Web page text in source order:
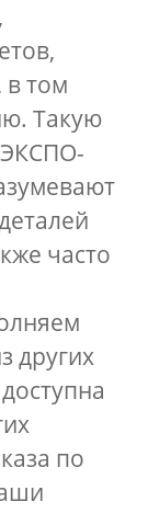
в том
Такую
ЭКСПО-
часто
других
по